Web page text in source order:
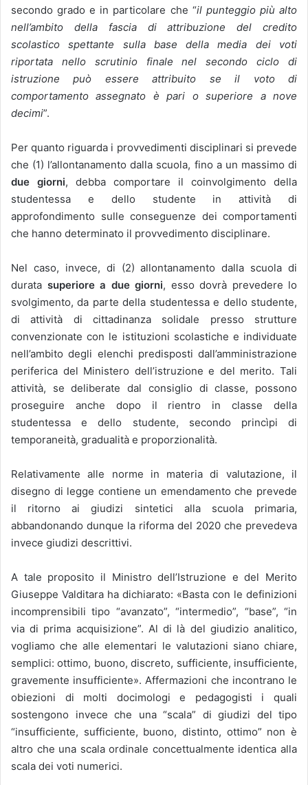
secondo grado e in particolare che “il punteggio più alto
nell’ambito della fascia di attribuzione del credito
scolastico spettante sulla base della media dei voti
riportata nello scrutinio finale nel secondo ciclo di
istruzione può essere attribuito se il voto di
comportamento assegnato è pari o superiore a nove
decimi”.
Per quanto riguarda i provvedimenti disciplinari si prevede
che (1) l’allontanamento dalla scuola, fino a un massimo di
due giorni, debba comportare il coinvolgimento della
studentessa e dello studente in attività di
approfondimento sulle conseguenze dei comportamenti
che hanno determinato il provvedimento disciplinare.
Nel caso, invece, di (2) allontanamento dalla scuola di
durata superiore a due giorni, esso dovrà prevedere lo
svolgimento, da parte della studentessa e dello studente,
di attività di cittadinanza solidale presso strutture
convenzionate con le istituzioni scolastiche e individuate
nell’ambito degli elenchi predisposti dall’amministrazione
periferica del Ministero dell’istruzione e del merito. Tali
attività, se deliberate dal consiglio di classe, possono
proseguire anche dopo il rientro in classe della
studentessa e dello studente, secondo princìpi di
temporaneità, gradualità e proporzionalità.
Relativamente alle norme in materia di valutazione, il
disegno di legge contiene un emendamento che prevede
il ritorno ai giudizi sintetici alla scuola primaria,
abbandonando dunque la riforma del 2020 che prevedeva
invece giudizi descrittivi.
A tale proposito il Ministro dell’Istruzione e del Merito
Giuseppe Valditara ha dichiarato: «Basta con le definizioni
incomprensibili tipo “avanzato”, “intermedio”, “base”, “in
via di prima acquisizione”. Al di là del giudizio analitico,
vogliamo che alle elementari le valutazioni siano chiare,
semplici: ottimo, buono, discreto, sufficiente, insufficiente,
gravemente insufficiente». Affermazioni che incontrano le
obiezioni di molti docimologi e pedagogisti i quali
sostengono invece che una “scala” di giudizi del tipo
“insufficiente, sufficiente, buono, distinto, ottimo” non è
altro che una scala ordinale concettualmente identica alla
scala dei voti numerici.